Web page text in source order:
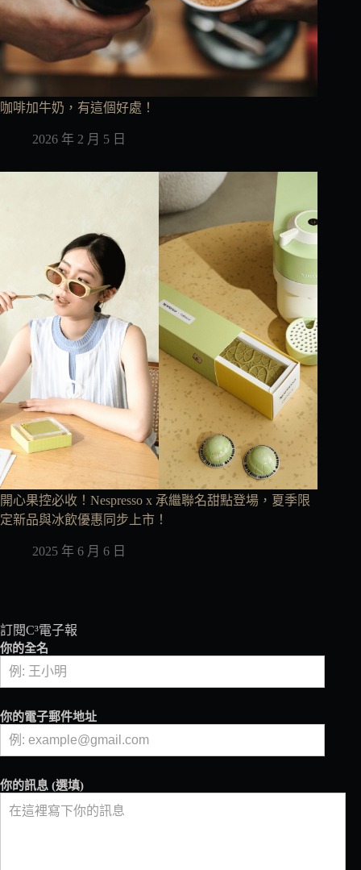
咖啡加牛奶，有這個好處！
2026 年 2 月 5 日
開心果控必收！Nespresso x 承繼聯名甜點登場，夏季限
定新品與冰飲優惠同步上市！
2025 年 6 月 6 日
訂閱C³電子報
你的全名
你的電子郵件地址
你的訊息 (選填)